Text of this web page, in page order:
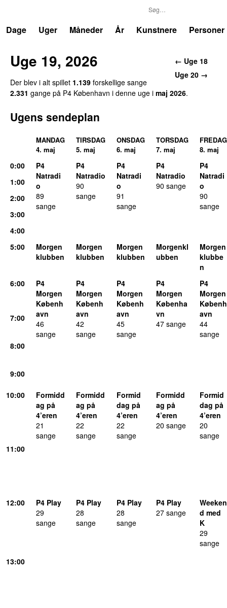
Dage
Uger Måneder År Kunstnere Personer
← Uge 18
Uge 20 →
Uge 19, 2026
Der blev i alt spillet 1.139 forskellige sange
2.331 gange på P4 København i denne uge i maj 2026.
Ugens sendeplan
MANDAG
4. maj
TIRSDAG
5. maj
ONSDAG
6. maj
TORSDAG
7. maj
FREDAG
8. maj
0:00
P4
Natradi
o
89
sange
P4
Natradio
90
sange
P4
Natradi
o
91
sange
P4
Natradio
90 sange
P4
Natradi
o
90
sange
1:00
2:00
3:00
4:00
5:00
Morgen
klubben
Morgen
klubben
Morgen
klubben
Morgenkl
ubben
Morgen
klubbe
n
6:00
P4
Morgen
Københ
avn
46
sange
P4
Morgen
Københ
avn
42
sange
P4
Morgen
Københ
avn
45
sange
P4
Morgen
Københa
vn
47 sange
P4
Morgen
Københ
avn
44
sange
7:00
8:00
9:00
10:00
Formidd
ag på
4’eren
21
sange
Formidd
ag på
4’eren
22
sange
Formid
dag på
4’eren
22
sange
Formidd
ag på
4’eren
20 sange
Formid
dag på
4’eren
20
sange
11:00
12:00
P4 Play
29
sange
P4 Play
28
sange
P4 Play
28
sange
P4 Play
27 sange
Weeken
d med
K
29
sange
13:00